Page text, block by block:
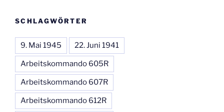
SCHLAGWÖRTER
9. Mai 1945 22. Juni 1941
Arbeitskommando 605R
Arbeitskommando 607R
Arbeitskommando 612R